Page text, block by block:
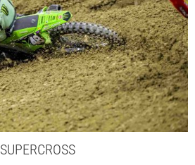
SUPERCROSS